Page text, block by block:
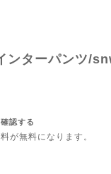
ンターパンツ/
認する
が無料になります。